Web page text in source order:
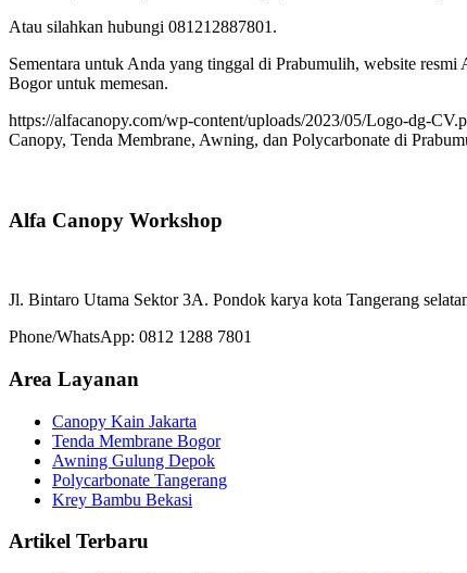
Atau silahkan hubungi 081212887801.
Sementara untuk Anda yang tinggal di Prabumulih, website
Bogor untuk memesan.
https://alfacanopy.com/wp-content/uploads/2023/05/Logo-dg-
Canopy, Tenda Membrane, Awning, dan Polycarbonate di
Alfa Canopy Workshop
Jl. Bintaro Utama Sektor 3A. Pondok karya kota Tangerang
Phone/WhatsApp: 0812 1288 7801
Area Layanan
Canopy Kain Jakarta
Tenda Membrane Bogor
Awning Gulung Depok
Polycarbonate Tangerang
Krey Bambu Bekasi
Artikel Terbaru